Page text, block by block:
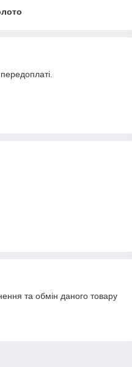
та обмін даного товару